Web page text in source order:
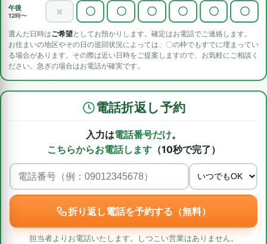
午後
12時〜 × 〇 〇 〇 〇 〇 〇
選んだ日時はご希望としてお預かりします。確定はお電話でご連絡します。
お住まいの地区やその日の巡回状況によっては、〇の枠でもすでに埋まってい
る場合があります。その際は近い日時をご提案しますので、お気軽にご相談く
ださい。急ぎの場合はお電話が確実です。
電話折返し予約
入力は電話番号だけ。
こちらからお電話します（10秒で完了）
折り返し電話を予約する（無料）
担当者よりお電話いたします。しつこい営業はありません。